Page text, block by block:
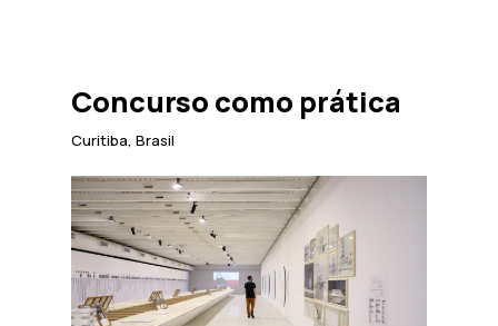
Concurso como prática
Curitiba, Brasil